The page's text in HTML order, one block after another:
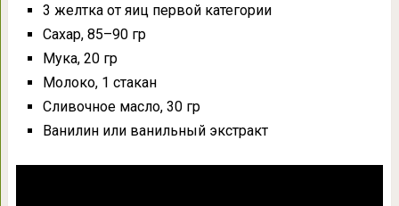
3 желтка от яиц первой категории
Сахар, 85–90 гр
Мука, 20 гр
Молоко, 1 стакан
Сливочное масло, 30 гр
Ванилин или ванильный экстракт